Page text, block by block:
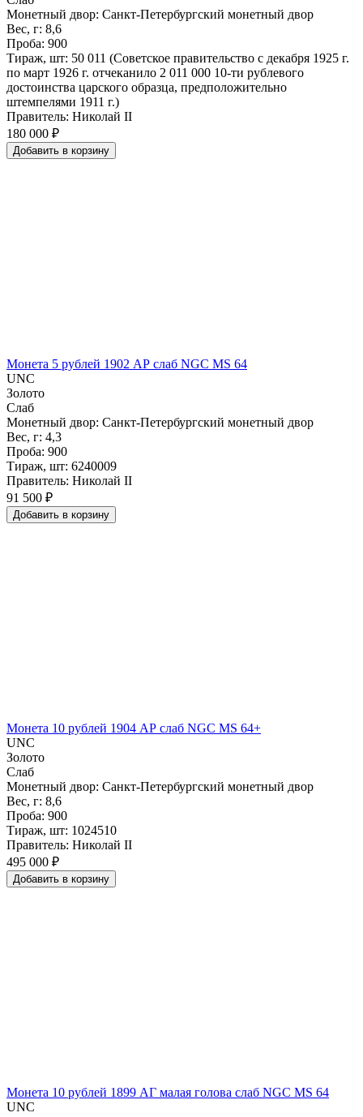
Монетный двор: Санкт-Петербургский монетный двор
Вес, г: 8,6
Проба: 900
Тираж, шт: 50 011 (Советское правительство с декабря 1925 г.
по март 1926 г. отчеканило 2 011 000 10-ти рублевого
достоинства царского образца, предположительно
штемпелями 1911 г.)
Правитель: Николай II
180 000 ₽
Добавить в корзину
Монета 5 рублей 1902 АР слаб NGC MS 64
UNC
Золото
Слаб
Монетный двор: Санкт-Петербургский монетный двор
Вес, г: 4,3
Проба: 900
Тираж, шт: 6240009
Правитель: Николай II
91 500 ₽
Добавить в корзину
Монета 10 рублей 1904 АР слаб NGC MS 64+
UNC
Золото
Слаб
Монетный двор: Санкт-Петербургский монетный двор
Вес, г: 8,6
Проба: 900
Тираж, шт: 1024510
Правитель: Николай II
495 000 ₽
Добавить в корзину
Монета 10 рублей 1899 АГ малая голова слаб NGC MS 64
UNC